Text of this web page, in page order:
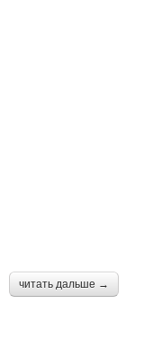
читать дальше →